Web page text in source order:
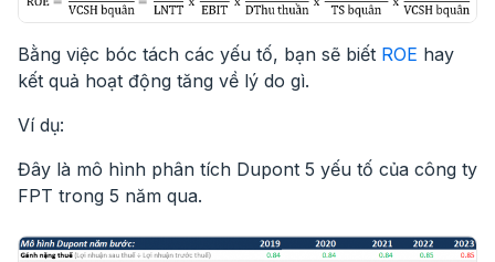
Bằng việc bóc tách các yếu tố, bạn sẽ biết ROE hay
kết quả hoạt động tăng về lý do gì.
Ví dụ:
Đây là mô hình phân tích Dupont 5 yếu tố của công ty
FPT trong 5 năm qua.